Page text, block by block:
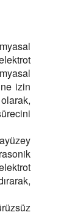
izin